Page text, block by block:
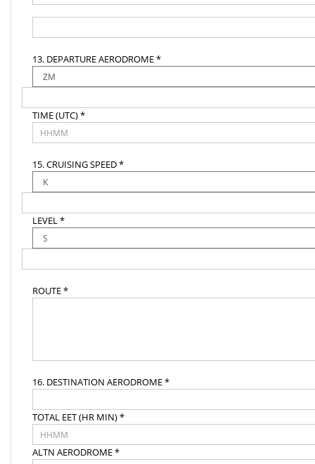
13. DEPARTURE AERODROME *
TIME (UTC) *
15. CRUISING SPEED *
LEVEL *
ROUTE *
16. DESTINATION AERODROME *
TOTAL EET (HR MIN) *
ALTN AERODROME *